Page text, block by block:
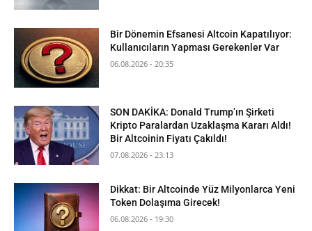
Bir Dönemin Efsanesi Altcoin Kapatılıyor:
Kullanıcıların Yapması Gerekenler Var
06.08.2026 - 20:35
SON DAKİKA: Donald Trump’ın Şirketi
Kripto Paralardan Uzaklaşma Kararı Aldı!
Bir Altcoinin Fiyatı Çakıldı!
07.08.2026 - 23:13
Dikkat: Bir Altcoinde Yüz Milyonlarca Yeni
Token Dolaşıma Girecek!
06.08.2026 - 19:30